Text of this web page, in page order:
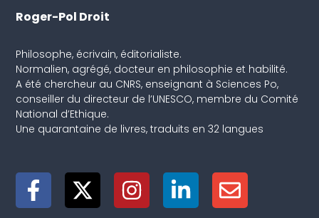
Roger-Pol Droit
Philosophe, écrivain, éditorialiste.
Normalien, agrégé, docteur en philosophie et habilité.
A été chercheur au CNRS, enseignant à Sciences Po,
conseiller du directeur de l’UNESCO, membre du Comité
National d’Ethique.
Une quarantaine de livres, traduits en 32 langues